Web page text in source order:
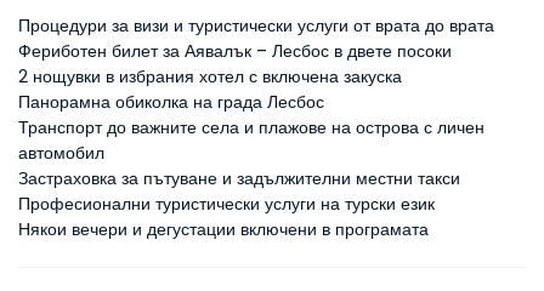
Процедури за визи и туристически услуги от врата до врата
Фериботен билет за Аявалък – Лесбос в двете посоки
2 нощувки в избрания хотел с включена закуска
Панорамна обиколка на града Лесбос
Транспорт до важните села и плажове на острова с личен
автомобил
Застраховка за пътуване и задължителни местни такси
Професионални туристически услуги на турски език
Някои вечери и дегустации включени в програмата